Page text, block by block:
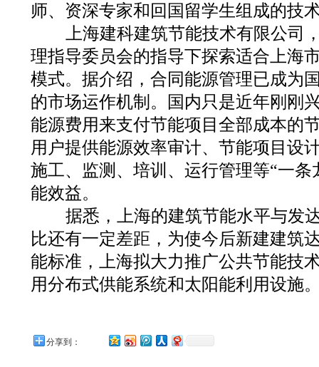
师、资深专家和回国留学生组成的技
上海建科建筑节能技术有限公司
理指导委员会的指导下探索适合上海
模式。据介绍，合同能源管理已成为
的市场运作机制。国内只是近年刚刚
能源费用来支付节能项目全部成本的
用户提供能源效率审计、节能项目设
施工、监测、培训、运行管理等“一
能效益。
据悉，上海的建筑节能水平与发
比还有一定差距，为使今后新建建筑
能标准，上海拟大力推广公共节能技
用分布式供能系统和太阳能利用设施
分享到：